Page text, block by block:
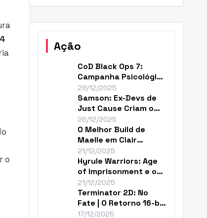
o
Ação
CoD Black Ops 7:
Campanha Psicológica
e Continuidade em
2035
29/12/2025
Samson: Ex-Devs de
Just Cause Criam o
‘Mad Max…Payne’
26/12/2025
O Melhor Build de
Maelle em Clair
Obscur (DPS Máximo)
21/12/2025
Hyrule Warriors: Age
of Imprisonment e o
Cânone de Zelda
21/12/2025
Terminator 2D: No
Fate | O Retorno 16-bit
Perfeito de T2
17/12/2025